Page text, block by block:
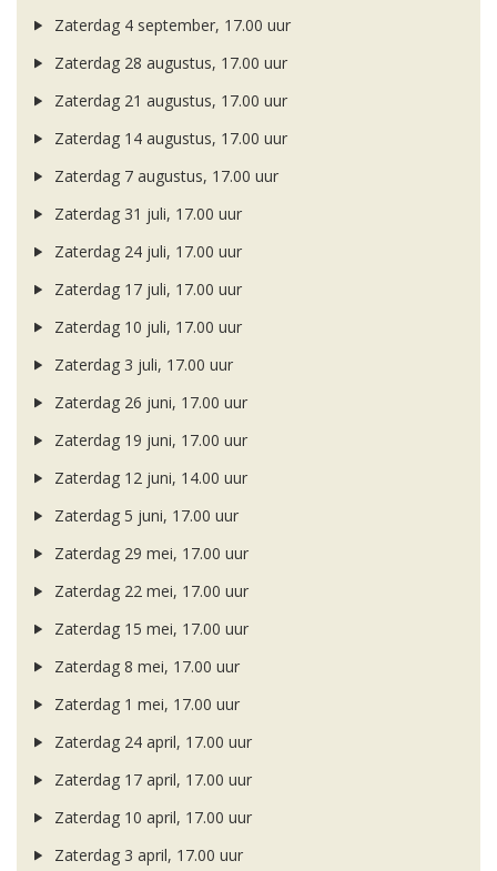
Zaterdag 4 september, 17.00 uur
Zaterdag 28 augustus, 17.00 uur
Zaterdag 21 augustus, 17.00 uur
Zaterdag 14 augustus, 17.00 uur
Zaterdag 7 augustus, 17.00 uur
Zaterdag 31 juli, 17.00 uur
Zaterdag 24 juli, 17.00 uur
Zaterdag 17 juli, 17.00 uur
Zaterdag 10 juli, 17.00 uur
Zaterdag 3 juli, 17.00 uur
Zaterdag 26 juni, 17.00 uur
Zaterdag 19 juni, 17.00 uur
Zaterdag 12 juni, 14.00 uur
Zaterdag 5 juni, 17.00 uur
Zaterdag 29 mei, 17.00 uur
Zaterdag 22 mei, 17.00 uur
Zaterdag 15 mei, 17.00 uur
Zaterdag 8 mei, 17.00 uur
Zaterdag 1 mei, 17.00 uur
Zaterdag 24 april, 17.00 uur
Zaterdag 17 april, 17.00 uur
Zaterdag 10 april, 17.00 uur
Zaterdag 3 april, 17.00 uur